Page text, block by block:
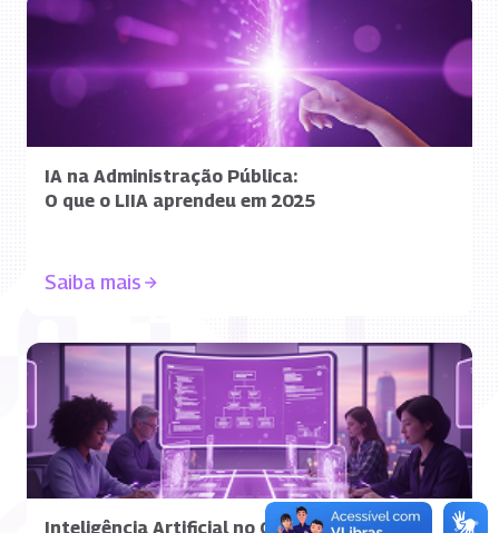
IA na Administração Pública:
O que o LIIA aprendeu em 2025
Saiba mais
Inteligência Artificial no Governo: